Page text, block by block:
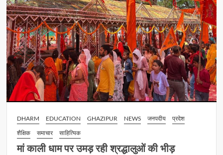
DHARM EDUCATION GHAZIPUR NEWS जनपदीय
प्रदेश
शैक्षिक
समाचार साहित्यिक
मां काली धाम पर उमड़ रही श्रद्धालुओं की भीड़